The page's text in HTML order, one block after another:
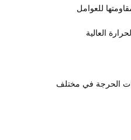
للعوامل
العالية
الحرجة في مختلف